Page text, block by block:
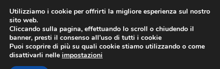
Vai
contenuto
Utilizziamo i cookie per offrirti la migliore esperienza sul nostro
sito web.
Cliccando sulla pagina, effettuando lo scroll o chiudendo il
banner, presti il consenso all’uso di tutti i cookie
Puoi scoprire di più su quali cookie stiamo utilizzando o come
disattivarli nelle impostazioni